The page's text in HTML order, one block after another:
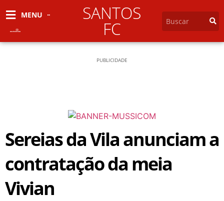
MENU SANTOS
FC
PUBLICIDADE
Sereias da Vila anunciam a
contratação da meia
Vivian